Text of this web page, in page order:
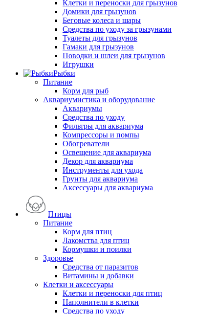
Клетки и переноски для грызунов
Домики для грызунов
Беговые колеса и шары
Средства по уходу за грызунами
Туалеты для грызунов
Гамаки для грызунов
Поводки и шлеи для грызунов
Игрушки
Рыбки
Питание
Корм для рыб
Аквариумистика и оборудование
Аквариумы
Средства по уходу
Фильтры для аквариума
Компрессоры и помпы
Обогреватели
Освещение для аквариума
Декор для аквариума
Инструменты для ухода
Грунты для аквариума
Аксессуары для аквариума
Птицы
Питание
Корм для птиц
Лакомства для птиц
Кормушки и поилки
Здоровье
Средства от паразитов
Витамины и добавки
Клетки и аксессуары
Клетки и переноски для птиц
Наполнители в клетки
Средства по уходу